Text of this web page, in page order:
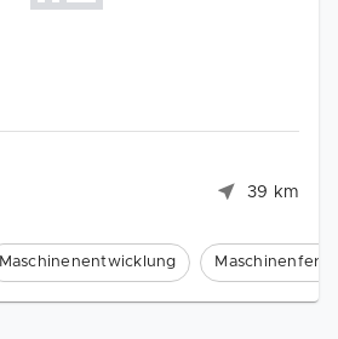
39 km
Maschinenentwicklung